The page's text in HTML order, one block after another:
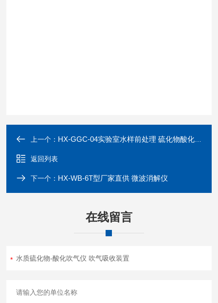
上一个： HX-GGC-04实验室水样前处理 硫化物酸化吹气仪
返回列表
下一个： HX-WB-6T型厂家直供 微波消解仪
在线留言